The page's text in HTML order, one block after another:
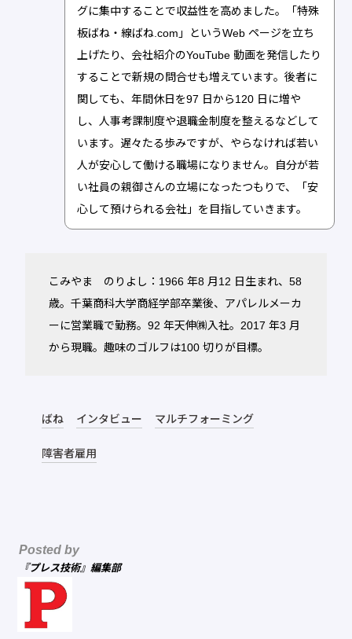
グに集中することで収益性を高めました。「特殊
板ばね・線ばね.com」というWeb ページを立ち
上げたり、会社紹介のYouTube 動画を発信したり
することで新規の問合せも増えています。後者に
関しても、年間休日を97 日から120 日に増や
し、人事考課制度や退職金制度を整えるなどして
います。遅々たる歩みですが、やらなければ若い
人が安心して働ける職場になりません。自分が若
い社員の親御さんの立場になったつもりで、「安
心して預けられる会社」を目指していきます。
こみやま のりよし：1966 年8 月12 日生まれ、58
歳。千葉商科大学商経学部卒業後、アパレルメーカ
ーに営業職で勤務。92 年天伸㈱入社。2017 年3 月
から現職。趣味のゴルフは100 切りが目標。
ばね インタビュー マルチフォーミング
障害者雇用
Posted by
『プレス技術』編集部